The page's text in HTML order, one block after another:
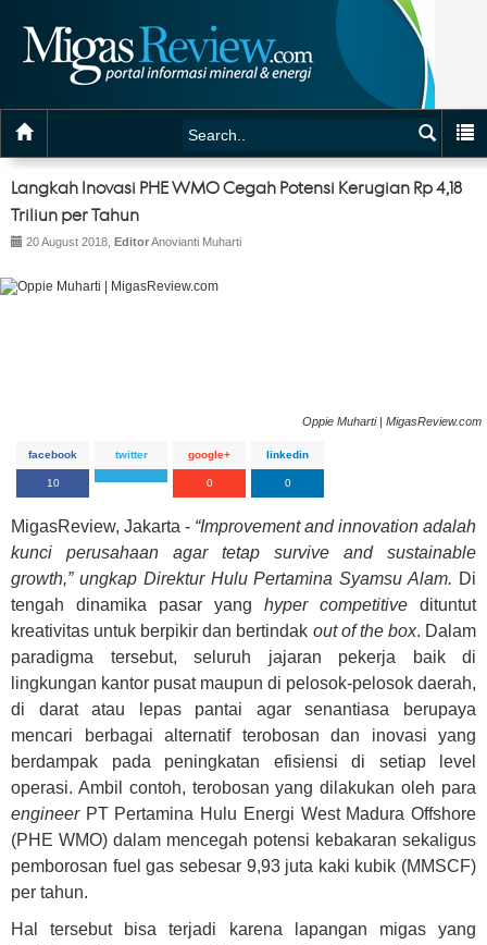
Langkah Inovasi PHE WMO Cegah Potensi Kerugian Rp 4,18
Triliun per Tahun
20 August 2018, EditorAnovianti Muharti
Oppie Muharti | MigasReview.com
facebook
10
twitter google+
0
linkedin
0
MigasReview, Jakarta - “Improvement and innovation adalah
kunci perusahaan agar tetap survive and sustainable
growth,” ungkap Direktur Hulu Pertamina Syamsu Alam. Di
tengah dinamika pasar yang hyper competitive dituntut
kreativitas untuk berpikir dan bertindak out of the box. Dalam
paradigma tersebut, seluruh jajaran pekerja baik di
lingkungan kantor pusat maupun di pelosok-pelosok daerah,
di darat atau lepas pantai agar senantiasa berupaya
mencari berbagai alternatif terobosan dan inovasi yang
berdampak pada peningkatan efisiensi di setiap level
operasi. Ambil contoh, terobosan yang dilakukan oleh para
engineerPT Pertamina Hulu Energi West Madura Offshore
(PHE WMO) dalam mencegah potensi kebakaran sekaligus
pemborosan fuel gas sebesar 9,93 juta kaki kubik (MMSCF)
per tahun.
Hal tersebut bisa terjadi karena lapangan migas yang